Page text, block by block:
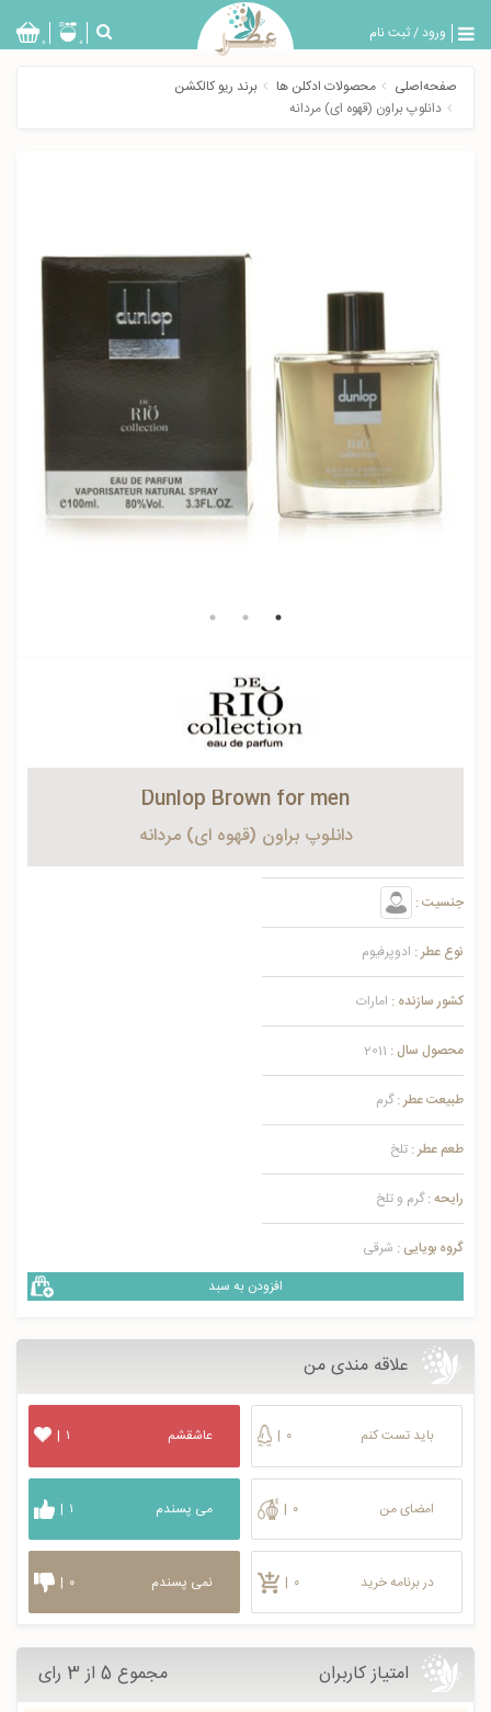
ورود/ثبت نام
بازگشت
0 0
صفحه‌اصلی محصولات ادکلن ها
برند ریو کالکشن
دانلوپ براون (قهوه ای) مردانه
Dunlop Brown for men
دانلوپ براون (قهوه ای) مردانه
جنسیت :
نوع عطر : ادوپرفیوم
کشور سازنده : امارات
محصول سال : 2011
طبیعت عطر : گرم
طعم عطر : تلخ
رایحه : گرم و تلخ
گروه بویایی : شرقی
افزودن به سبد
علاقه مندی من
باید تست کنم | ۰
امضای من | ۰
در برنامه خرید | ۰
عاشقشم | ۱
می پسندم | ۱
نمی پسندم | ۰
امتیاز کاربران مجموع 5 از 3 رای